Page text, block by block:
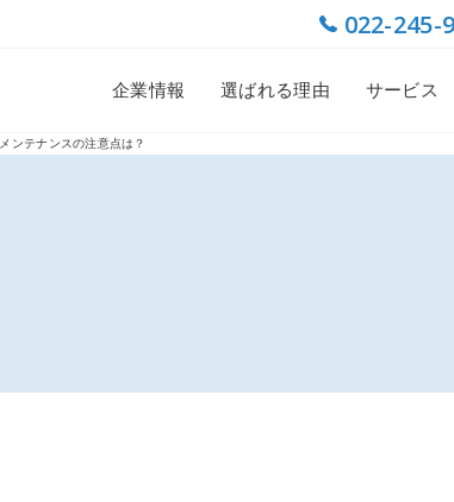
022-245-
企業情報 選ばれる理由 サービス
ンテナンスの注意点は？